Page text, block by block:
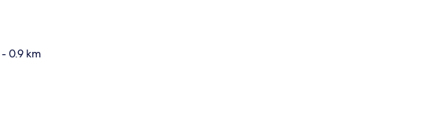
- 0.9 km